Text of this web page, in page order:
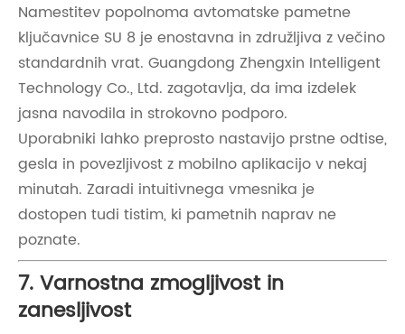
Namestitev popolnoma avtomatske pametne
ključavnice SU 8 je enostavna in združljiva z večino
standardnih vrat. Guangdong Zhengxin Intelligent
Technology Co., Ltd. zagotavlja, da ima izdelek
jasna navodila in strokovno podporo.
Uporabniki lahko preprosto nastavijo prstne odtise,
gesla in povezljivost z mobilno aplikacijo v nekaj
minutah. Zaradi intuitivnega vmesnika je
dostopen tudi tistim, ki pametnih naprav ne
poznate.
7. Varnostna zmogljivost in
zanesljivost